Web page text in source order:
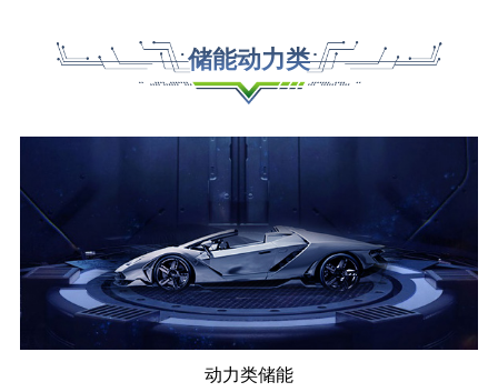
储能动力类
动力类储能